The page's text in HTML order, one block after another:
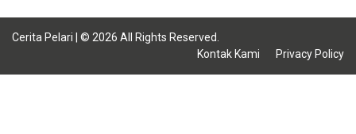
Cerita Pelari | © 2026 All Rights Reserved.
Kontak Kami
Privacy Policy